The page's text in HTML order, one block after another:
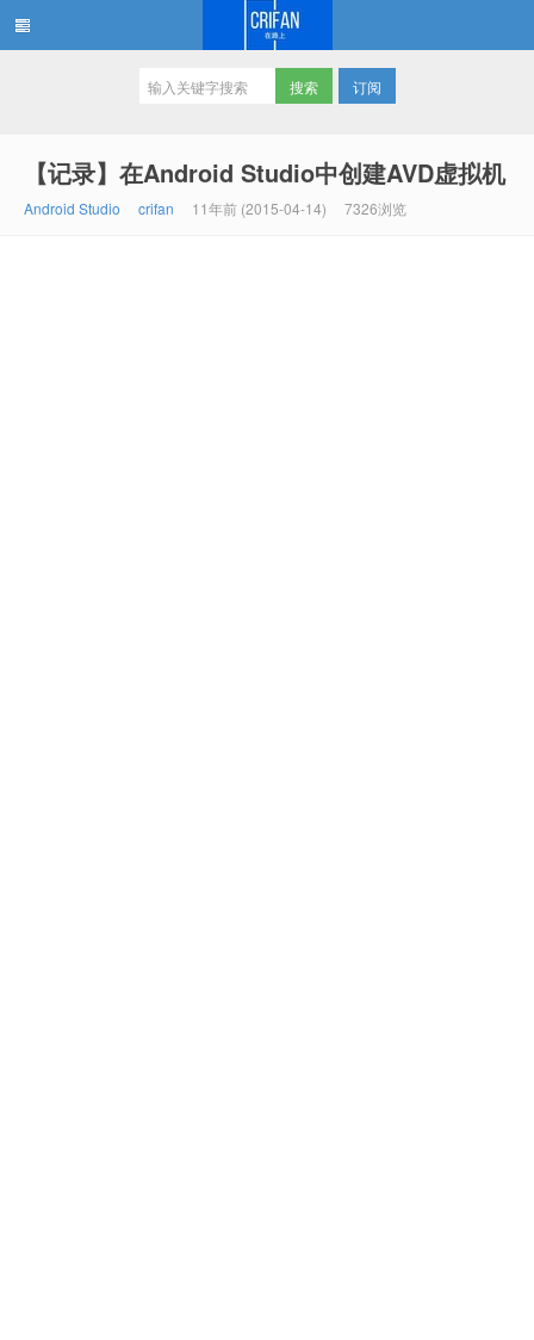
订阅
【记录】在Android Studio中创建AVD虚拟机
Android Studio crifan 11年前 (2015-04-14) 7326浏览